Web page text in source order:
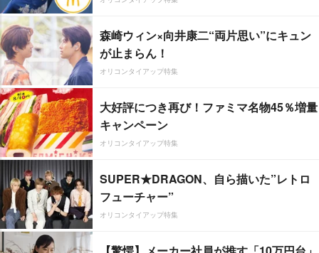
森崎ウィン×向井康二“両片思い”にキュン
が止まらん！
オリコンタイアップ特集
大好評につき再び！ファミマ名物45％増量
キャンペーン
オリコンタイアップ特集
SUPER★DRAGON、自ら描いた”レトロ
フューチャー”
オリコンタイアップ特集